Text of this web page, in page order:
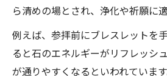
ら清めの場とされ、浄化や祈願に
例えば、参拝前にブレスレットを
ると石のエネルギーがリフレッシ
が通りやすくなるといわれていま